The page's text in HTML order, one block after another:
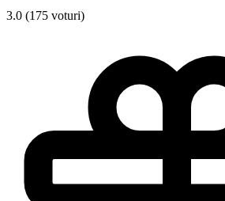
3.0 (175 voturi)